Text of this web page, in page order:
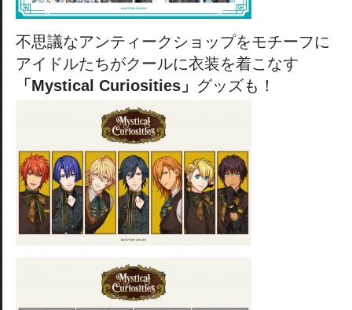
不思議なアンティークショップをモチーフに
アイドルたちがクールに衣装を着こなす
「Mystical Curiosities」 グッズも！